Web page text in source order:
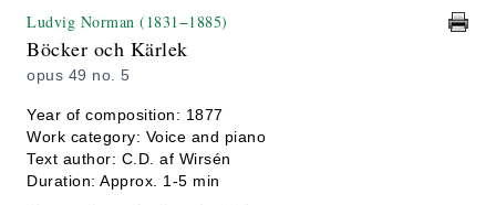
Ludvig Norman (1831−1885)
Böcker och Kärlek
opus 49 no. 5
Year of composition: 1877
Work category: Voice and piano
Text author: C.D. af Wirsén
Duration: Approx. 1-5 min